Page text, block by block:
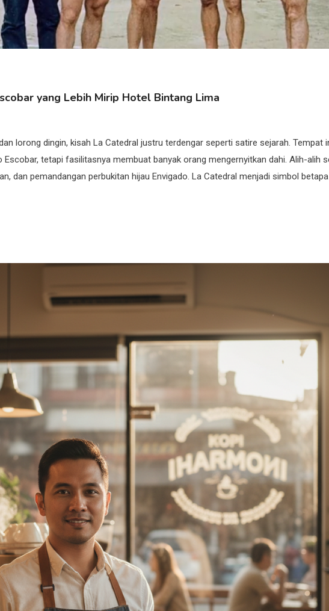
yang Lebih Mirip Hotel Bintang Lima
lorong dingin, kisah La Catedral justru terdengar seperti satire sejarah. Tempat
tetapi fasilitasnya membuat banyak orang mengernyitkan dahi. Alih-alih
dan pemandangan perbukitan hijau Envigado. La Catedral menjadi simbol betapa